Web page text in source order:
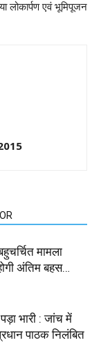
लोकार्पण एवं भूमिपूजन
मामला
अंतिम बहस…
भारी : जांच में
पाठक निलंबित